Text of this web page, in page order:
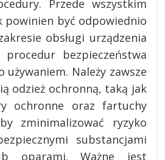
Przede wszystkim
powinien być odpowiednio
obsługi urządzenia
procedur bezpieczeństwa
używaniem. Należy zawsze
odzież ochronną, taką jak
ochronne oraz fartuchy
zminimalizować ryzyko
substancjami
oparami. Ważne jest